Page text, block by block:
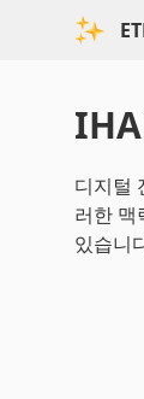
디지털
러한 맥
있습니